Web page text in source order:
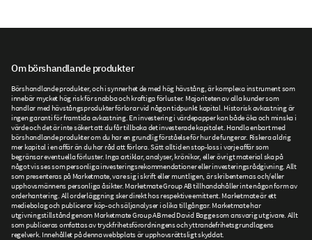
Om börshandlande produkter
Börshandlande produkter, och i synnerhet de med hög hävstång, är komplexa instrument som
innebär mycket hög risk för snabba och kraftiga förluster. Majoriteten av alla kunder som
handlar med hävstångsprodukter förlorar vid någon tidpunkt kapital. Historisk avkastning är
ingen garanti för framtida avkastning. En investering i värdepapper kan både öka och minska i
värde och det är inte säkert att du får tillbaka det investerade kapitalet. Handla enbart med
börshandlande produkter om du har en grundlig förståelse för hur de fungerar. Riskera aldrig
mer kapital i en affär än du har råd att förlora. Sätt alltid en stop-loss i varje affär som
begränsar eventuella förluster. Inga artiklar, analyser, krönikor, eller övrigt material ska på
något vis ses som personliga investeringsrekommendationer eller investeringsrådgivning. Allt
som presenteras på Marketmate, vare sig i skrift eller muntligen, är skribenternas och/eller
upphovsmännens personliga åsikter. Marketmate Group AB tillhandahåller inte någon form av
orderhantering. All orderläggning sker direkt hos respektive emittent. Marketmate är ett
mediebolag och publicerar köp- och säljanalyser i olika tillgångar. Marketmate har
utgivningstillstånd genom Marketmate Group AB med David Bagge som ansvarig utgivare. Allt
som publiceras omfattas av tryckfrihetsförordningens och yttrandefrihetsgrundlagens
regelverk. Innehållet på denna webbplats är upphovsrättsligt skyddat.